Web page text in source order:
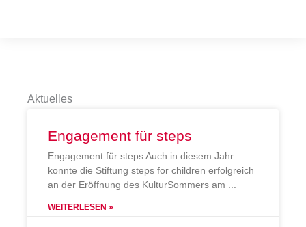
Aktuelles
Engagement für steps
Engagement für steps Auch in diesem Jahr
konnte die Stiftung steps for children erfolgreich
an der Eröffnung des KulturSommers am
WEITERLESEN »